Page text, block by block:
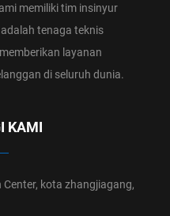
memiliki tim insinyur
tenaga teknis
layanan
di seluruh dunia.
KAMI
Center, kota zhangjiagang,